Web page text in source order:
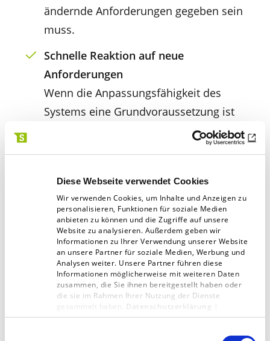
Diese Webseite verwendet Cookies
Wir verwenden Cookies, um Inhalte und Anzeigen zu
personalisieren, Funktionen für soziale Medien
anbieten zu können und die Zugriffe auf unsere
Website zu analysieren. Außerdem geben wir
Informationen zu Ihrer Verwendung unserer Website
an unsere Partner für soziale Medien, Werbung und
Analysen weiter. Unsere Partner führen diese
Informationen möglicherweise mit weiteren Daten
zusammen, die Sie ihnen bereitgestellt haben oder
die sie im Rahmen Ihrer Nutzung der Dienste
gesammelt haben. Datenschutzerklärung
Impressum
ändernde Anforderungen gegeben sein
muss.
Schnelle Reaktion auf neue
Anforderungen
Wenn die Anpassungsfähigkeit des
Systems eine Grundvoraussetzung ist
und eine schnelle Reaktion auf sich
ändernde Anforderungen gegeben sein
Technologiepartnerbedarf
Wenn entweder keine interne IT-
Abteilung vorhanden oder diese stark
ausgelastet ist, sodass die Unterstützung
eines kompetenten technologischen
Partners benötigt wird.